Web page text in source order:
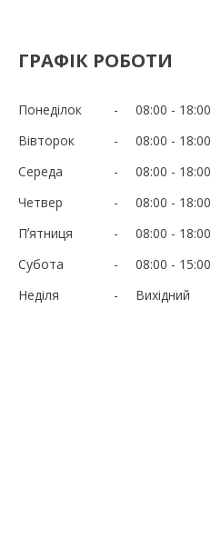
ГРАФІК РОБОТИ
Понеділок 08:00
18:00
Вівторок
08:00
18:00
Середа
08:00
18:00
Четвер
08:00
18:00
Пʼятниця
08:00
18:00
Субота
08:00
15:00
Неділя
Вихідний